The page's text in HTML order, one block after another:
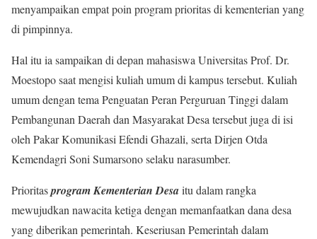
menyampaikan empat poin program prioritas di kementerian yang
di pimpinnya.
Hal itu ia sampaikan di depan mahasiswa Universitas Prof. Dr.
Moestopo saat mengisi kuliah umum di kampus tersebut. Kuliah
umum dengan tema Penguatan Peran Perguruan Tinggi dalam
Pembangunan Daerah dan Masyarakat Desa tersebut juga di isi
oleh Pakar Komunikasi Efendi Ghazali, serta Dirjen Otda
Kemendagri Soni Sumarsono selaku narasumber.
Prioritasprogram Kementerian Desaitu dalam rangka
mewujudkan nawacita ketiga dengan memanfaatkan dana desa
yang diberikan pemerintah. Keseriusan Pemerintah dalam